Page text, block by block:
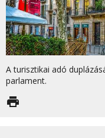
A turisztikai adó
parlament.
print